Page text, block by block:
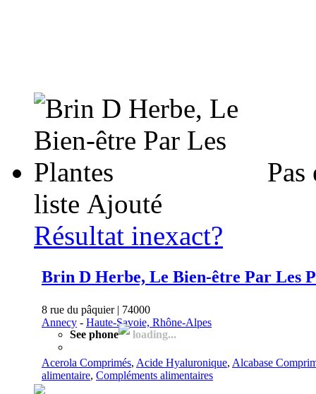
Pas
liste Ajouté
Résultat inexact?
Brin D Herbe, Le Bien-être Par Les
8 rue du pâquier | 74000
Annecy - Haute-Savoie, Rhône-Alpes
See phone
loading...
Acerola Comprimés, Acide Hyaluronique, Alcabase
alimentaire, Compléments alimentaires